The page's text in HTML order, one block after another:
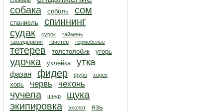
собака
соболь сом
спаниель
спиннинг
судак
сурок
таймень
таксидермия
твистер термобелье
тетерев толстолобик угорь
удочка уклейка утка
фазан фидер фуро хорек
хорь червь чехонь
чучела шнур
щука
экипировка
эхолот язь